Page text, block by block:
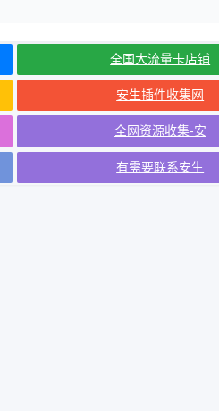
全国大流量卡店铺
安生插件收集网
全网资源收集-安
有需要联系安生